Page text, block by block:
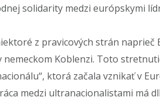
solidarity medzi európskymi
z pravicových strán
Koblenzi. Toto
ktorá začala vznikať v
medzi ultranacionalistami má